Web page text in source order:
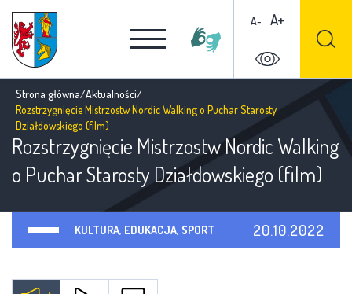
A- A+
Strona główna/Aktualności/
Rozstrzygnięcie Mistrzostw Nordic Walking o Puchar Starosty
Działdowskiego (film)
Rozstrzygnięcie Mistrzostw Nordic Walking
o Puchar Starosty Działdowskiego (film)
KULTURA, EDUKACJA, SPORT 20.10.2022